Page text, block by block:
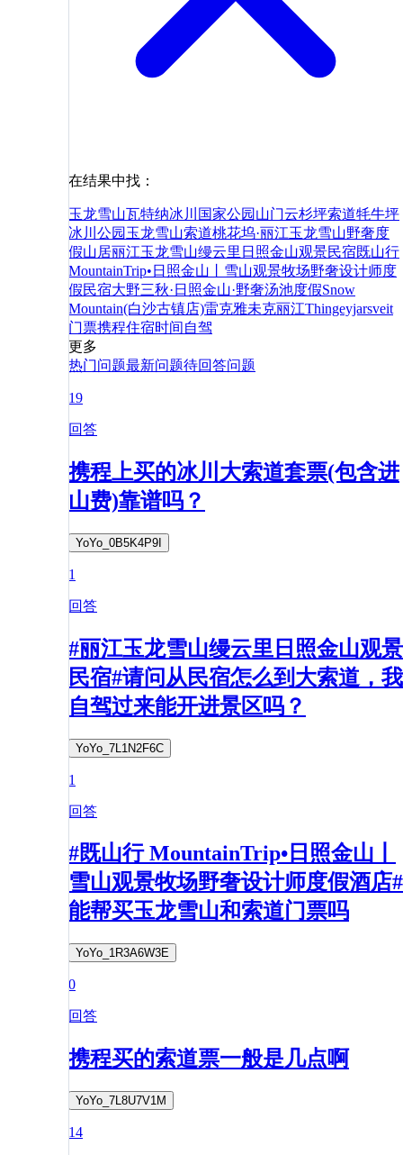
在结果中找：
玉龙雪山瓦特纳冰川国家公园 山门云杉坪索道牦牛坪
冰川公园 玉龙雪山索道桃花坞·丽江玉龙雪山野奢度
假山居丽江玉龙雪山缦云里日照金山观景民宿既山行
MountainTrip•日照金山丨雪山观景牧场野奢设计师度
假民宿大野三秋·日照金山·野奢汤池度假Snow
Mountain(白沙古镇店)雷克雅未克丽江Thingeyjarsveit
门票携程住宿时间 自驾
更多
热门问题最新问题待回答问题
19
回答
携程上买的冰川大索道套票(包含进
山费)靠谱吗？
YoYo_0B5K4P9I
1
回答
#丽江玉龙雪山缦云里日照金山观景
民宿#请问从民宿怎么到大索道，我
自驾过来能开进景区吗？
YoYo_7L1N2F6C
1
回答
#既山行 MountainTrip•日照金山丨
雪山观景牧场野奢设计师度假酒店#
能帮买玉龙雪山和索道门票吗
YoYo_1R3A6W3E
0
回答
携程买的索道票一般是几点啊
YoYo_7L8U7V1M
14